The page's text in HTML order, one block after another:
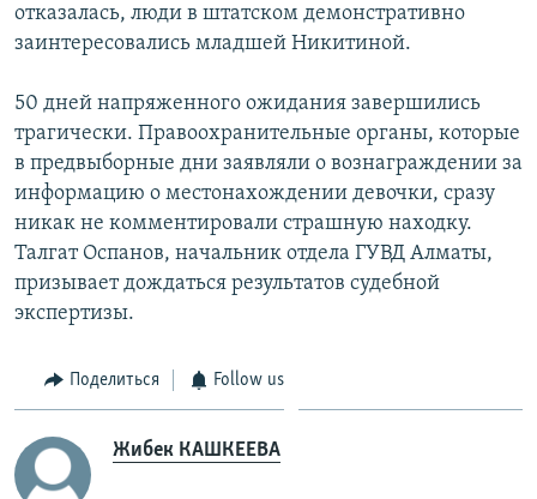
отказалась, люди в штатском демонстративно
заинтересовались младшей Никитиной.
50 дней напряженного ожидания завершились
трагически. Правоохранительные органы, которые
в предвыборные дни заявляли о вознаграждении за
информацию о местонахождении девочки, сразу
никак не комментировали страшную находку.
Талгат Оспанов, начальник отдела ГУВД Алматы,
призывает дождаться результатов судебной
экспертизы.
Поделиться Follow us
Жибек КАШКЕЕВА